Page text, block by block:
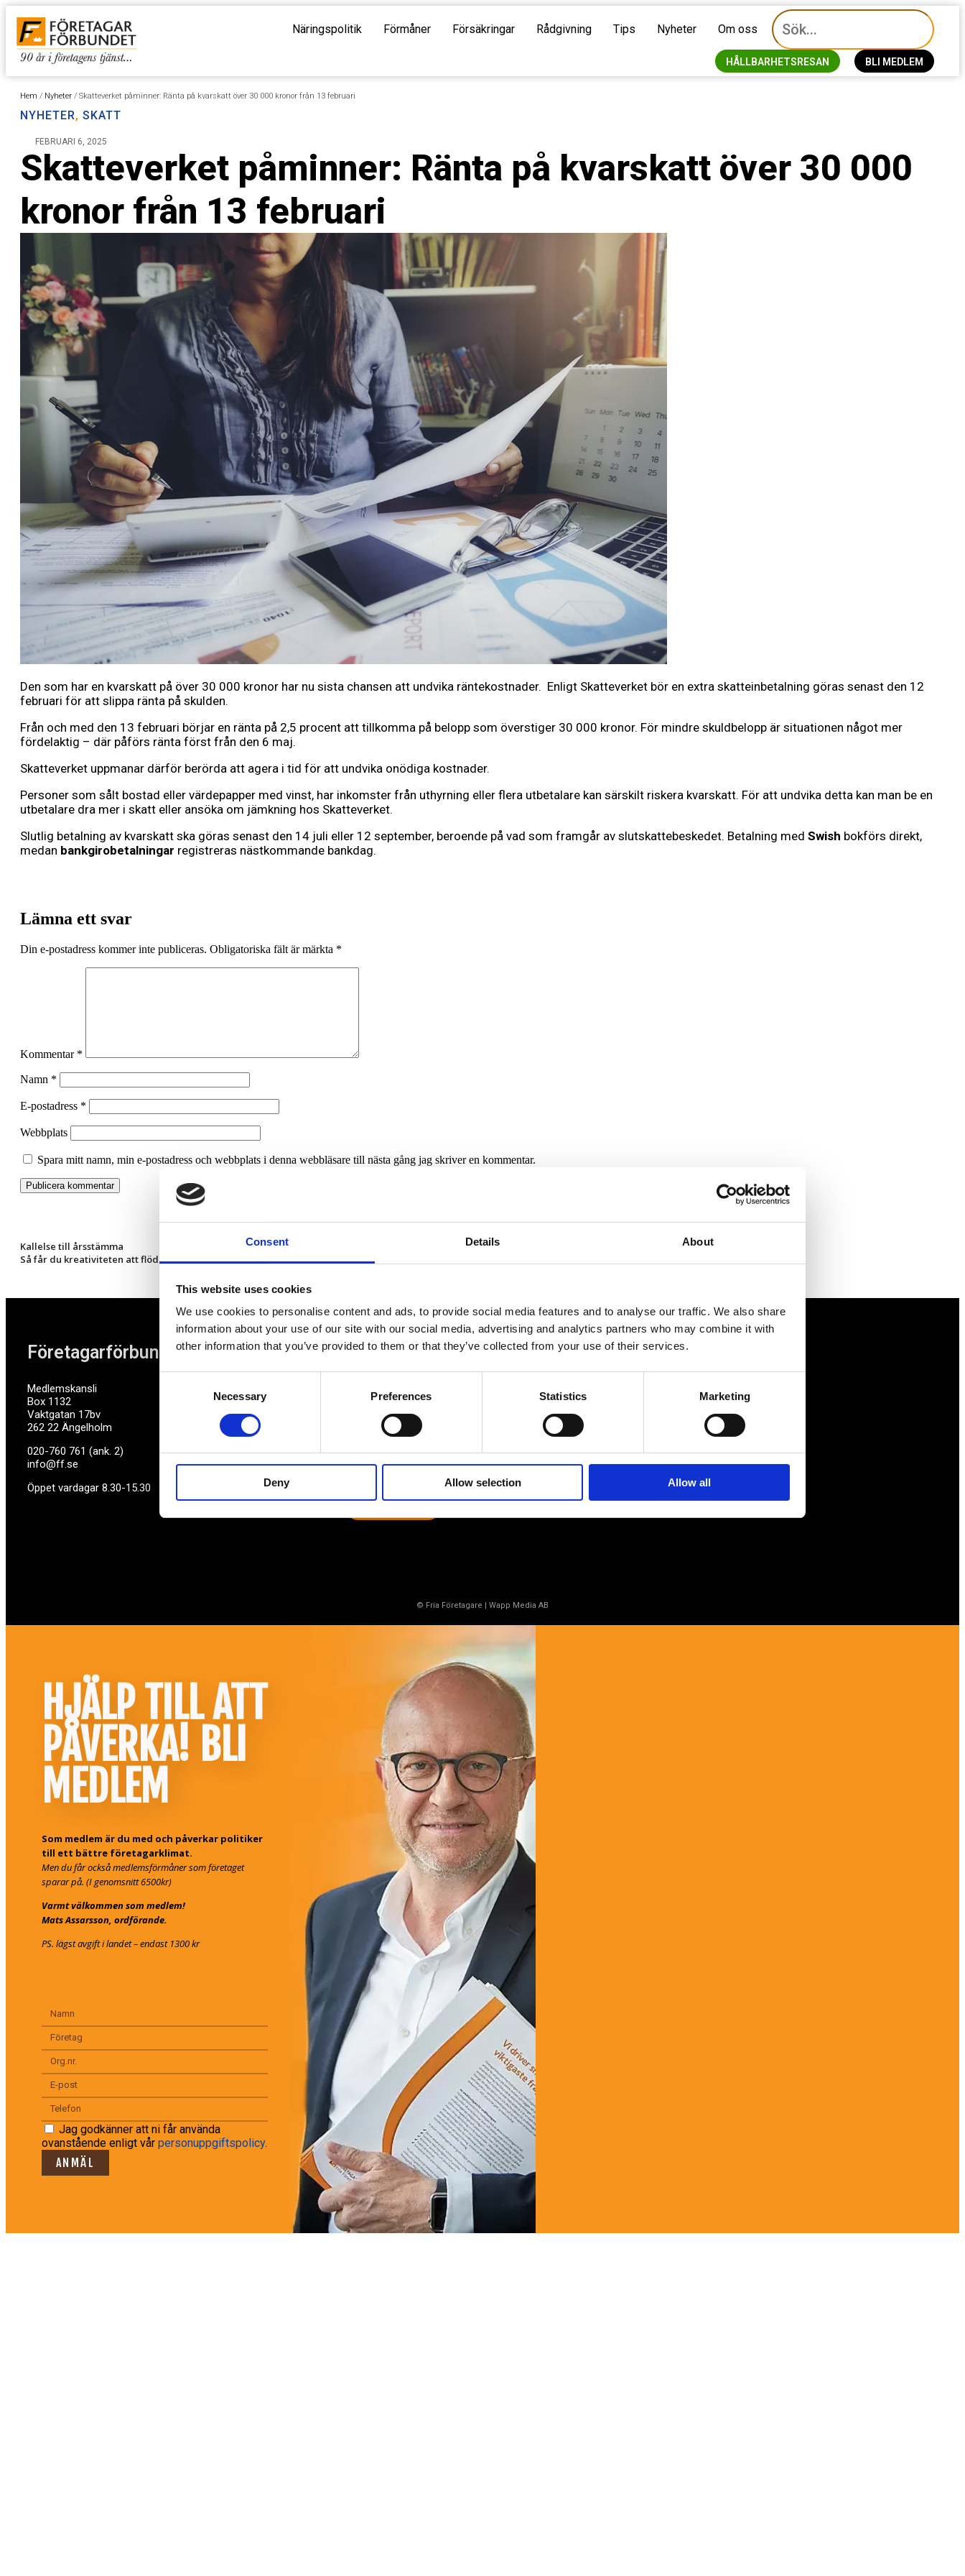
Consent Details About
This website uses cookies
We use cookies to personalise content and ads, to provide social media features and to analyse our traffic. We also share
information about your use of our site with our social media, advertising and analytics partners who may combine it with
other information that you’ve provided to them or that they’ve collected from your use of their services.
Necessary Preferences Statistics Marketing
Deny Allow selection Allow all
Näringspolitik Förmåner Försäkringar Rådgivning Tips Nyheter Om oss
HÅLLBARHETSRESAN BLI MEDLEM
Hem / Nyheter / Skatteverket påminner: Ränta på kvarskatt över 30 000 kronor från 13 februari
NYHETER, SKATT
FEBRUARI 6, 2025
Skatteverket påminner: Ränta på kvarskatt över 30 000
kronor från 13 februari
Den som har en kvarskatt på över 30 000 kronor har nu sista chansen att undvika räntekostnader. Enligt Skatteverket bör en extra skatteinbetalning göras senast den 12
februari för att slippa ränta på skulden.
Från och med den 13 februari börjar en ränta på 2,5 procent att tillkomma på belopp som överstiger 30 000 kronor. För mindre skuldbelopp är situationen något mer
fördelaktig – där påförs ränta först från den 6 maj.
Skatteverket uppmanar därför berörda att agera i tid för att undvika onödiga kostnader.
Personer som sålt bostad eller värdepapper med vinst, har inkomster från uthyrning eller flera utbetalare kan särskilt riskera kvarskatt. För att undvika detta kan man be en
utbetalare dra mer i skatt eller ansöka om jämkning hos Skatteverket.
Slutlig betalning av kvarskatt ska göras senast den 14 juli eller 12 september, beroende på vad som framgår av slutskattebeskedet. Betalning med Swish bokförs direkt,
medan bankgirobetalningar registreras nästkommande bankdag.
Lämna ett svar
Din e-postadress kommer inte publiceras. Obligatoriska fält är märkta *
Kommentar *
Namn *
E-postadress *
Webbplats
Spara mitt namn, min e-postadress och webbplats i denna webbläsare till nästa gång jag skriver en kommentar.
Kallelse till årsstämma
Så får du kreativiteten att flöda
Företagarförbundet
Medlemskansli
Box 1132
Vaktgatan 17bv
262 22 Ängelholm
020-760 761 (ank. 2)
info@ff.se
Öppet vardagar 8.30-15.30
Av småföretagare, för småföretagare
småföretagaranpassade medlemstjänster och
förmåner. Din egen inköpsavdelning, rådgivning,
försäkringspaket och mycket mer. Vi fokuserar på
soloföretagare och små företag med företagaren i
fokus. Vi är själva småföretagare och vet hur
verkligheten ser ut.
Näringspolitik
Rådgivning
Tips
Nyheter
© Fria Företagare | Wapp Media AB
HJÄLP TILL ATT
PÅVERKA! BLI
MEDLEM
Som medlem är du med och påverkar politiker
till ett bättre företagarklimat.
Men du får också medlemsförmåner som företaget
sparar på. (I genomsnitt 6500kr)
Varmt välkommen som medlem!
Mats Assarsson, ordförande.
PS. lägst avgift i landet – endast 1300 kr
Jag godkänner att ni får använda
ovanstående enligt vår personuppgiftspolicy.
ANMÄL